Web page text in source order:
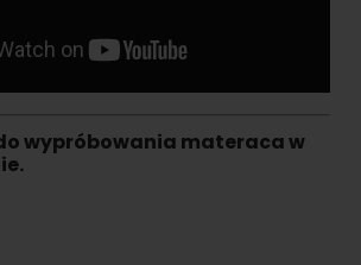
wypróbowania materaca w